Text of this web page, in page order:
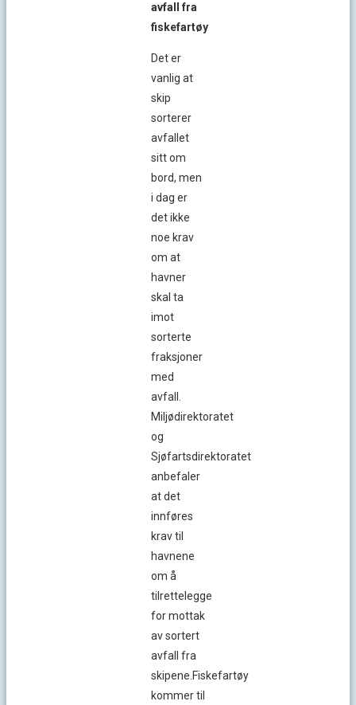
avfall fra
fiskefartøy
Det er
vanlig at
skip
sorterer
avfallet
sitt om
bord, men
i dag er
det ikke
noe krav
om at
havner
skal ta
imot
sorterte
fraksjoner
med
avfall.
Miljødirektoratet
og
Sjøfartsdirektoratet
anbefaler
at det
innføres
krav til
havnene
om å
tilrettelegge
for mottak
av sortert
avfall fra
skipene.Fiskefartøy
kommer til